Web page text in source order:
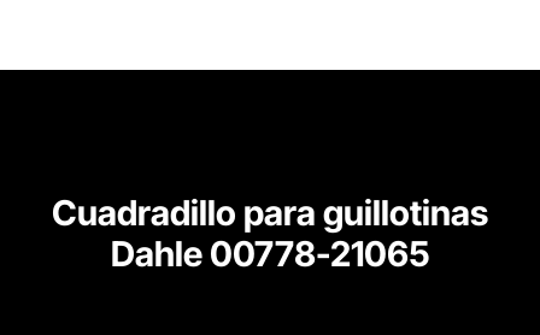
Cuadradillo para guillotinas
Dahle 00778-21065